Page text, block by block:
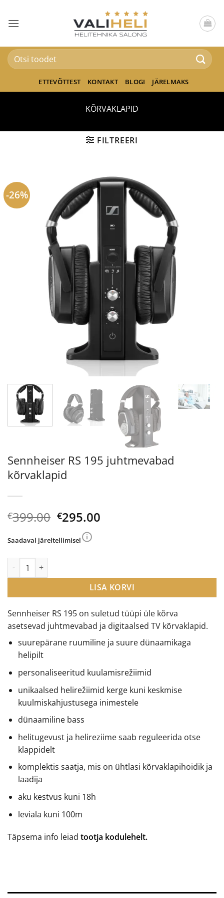
content
Otsi:
ETTEVÕTTEST KONTAKT BLOGI JÄRELMAKS
KÕRVAKLAPID
FILTREERI
-26%
Sennheiser RS 195 juhtmevabad
kõrvaklapid
€399.00 Algne
oli:
€295.00
Sennheiser RS 195 on suletud tüüpi üle kõrva
asetsevad juhtmevabad ja digitaalsed TV kõrvaklapid.
suurepärane ruumiline ja suure dünaamikaga
helipilt
personaliseeritud kuulamisrežiimid
unikaalsed helirežiimid kerge kuni keskmise
kuulmiskahjustusega inimestele
dünaamiline bass
helitugevust ja helireziime saab reguleerida otse
klappidelt
komplektis saatja, mis on ühtlasi kõrvaklapihoidik ja
laadija
aku kestvus kuni 18h
leviala kuni 100m
Täpsema info leiad tootja kodulehelt.
Saadaval järeltellimisel
Sennheiser RS 195 juhtmevabad kõrvaklapid kogus
LISA KORVI